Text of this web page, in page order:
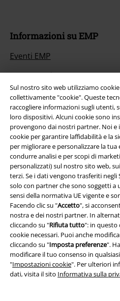
Sul nostro sito web utilizziamo
collettivamente "cookie". Queste
raccogliere informazioni sugli utenti,
loro dispositivi. Alcuni cookie sono
provengono dai nostri partner. Noi
cookie per garantire laffidabilità e la
per migliorare e personalizzare la
condurre analisi e per scopi di
personalizzati) sul nostro sito web,
terzi. Se i dati vengono trasferiti
solo con partner che sono soggetti a
sensi della normativa UE vigente e
Facendo clic su "Accetto", si
nostra e dei nostri partner. In
cliccando su "Rifiuta tutto": in questo
cookie necessari. Puoi anche
cliccando su "Imposta preferenze".
modificare il tuo consenso in
"Impostazioni cookie". Per ulteriori
dati, visita il sito Informativa sulla
Informazioni su EMP
Eventi EMP
Programmi partner
Sostenibilità
Seguici